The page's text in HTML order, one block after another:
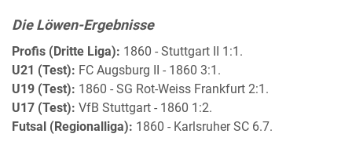
Die Löwen-Ergebnisse
Profis (Dritte Liga): 1860 - Stuttgart II 1:1.
U21 (Test): FC Augsburg II - 1860 3:1.
U19 (Test): 1860 - SG Rot-Weiss Frankfurt 2:1.
U17 (Test): VfB Stuttgart - 1860 1:2.
Futsal (Regionalliga): 1860 - Karlsruher SC 6.7.